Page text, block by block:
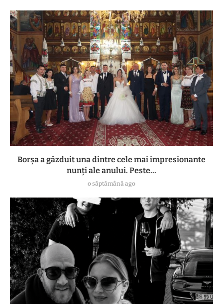
Borșa a găzduit una dintre cele mai impresionante
nunți ale anului. Peste...
o săptămână ago